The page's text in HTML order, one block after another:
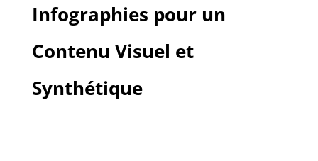
Infographies pour un
Contenu Visuel et
Synthétique